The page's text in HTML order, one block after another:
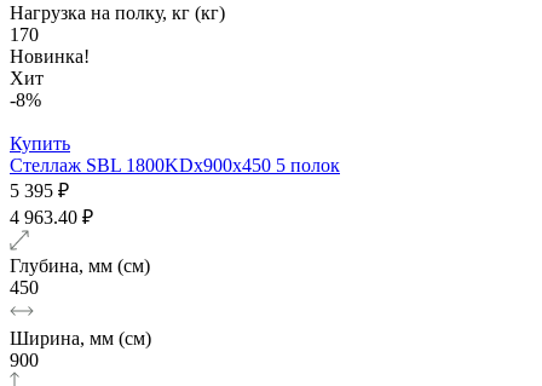
Нагрузка на полку, кг (кг)
170
Новинка!
Хит
-8%
Купить
Стеллаж SBL 1800KDх900x450 5 полок
5 395 ₽
4 963.40 ₽
Глубина, мм (см)
450
Ширина, мм (см)
900